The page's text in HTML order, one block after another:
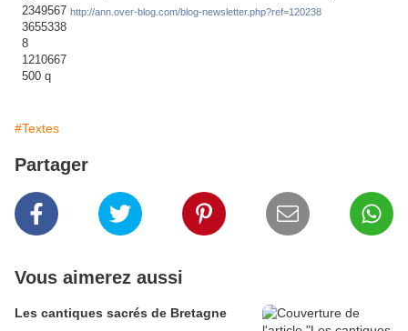
http://ann.over-blog.com/blog-newsletter.php?ref=120238
#Textes
Partager
Vous aimerez aussi
Les cantiques sacrés de Bretagne